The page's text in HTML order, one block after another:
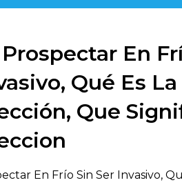
En
Qué Es La
Que
En Frío Sin Ser Invasivo,